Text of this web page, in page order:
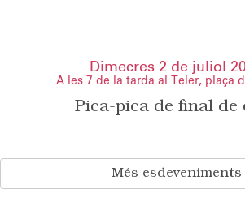
Dimecres 2 de juliol
A les 7 de la tarda al Teler, plaça
Pica-pica de final de
Més esdeveniments